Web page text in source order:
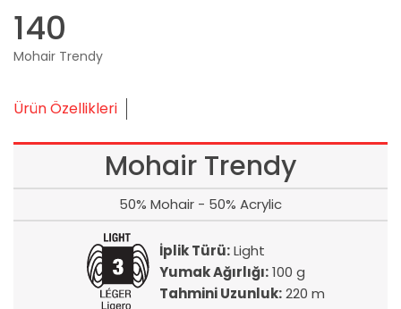
140
Mohair Trendy
Ürün Özellikleri
Mohair Trendy
50% Mohair - 50% Acrylic
İplik Türü:Light
Yumak Ağırlığı:100 g
Tahmini Uzunluk:220 m